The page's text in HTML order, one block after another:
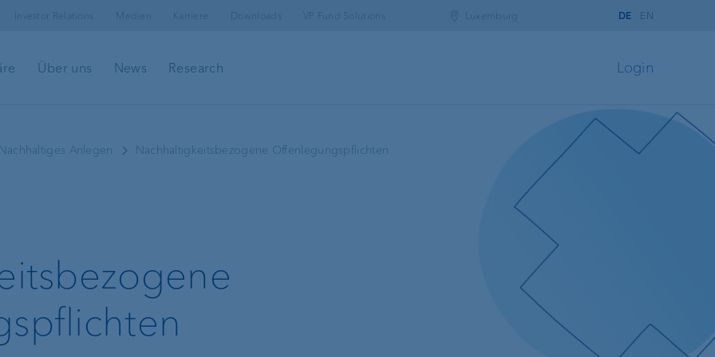
Investor Relations Medien Karriere Downloads VP Fund Solutions Luxemburg DE EN
Über uns News Research Login
Nachhaltiges Anlegen Nachhaltigkeitsbezogene Offenlegungspflichten